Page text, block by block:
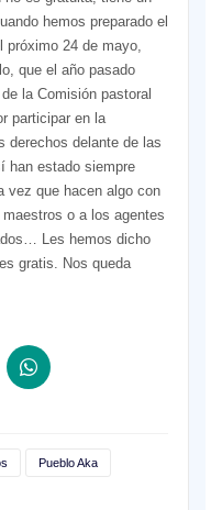
hemos preparado el
24 de mayo,
que el año pasado
la Comisión pastoral
participar en la
derechos delante de las
han estado siempre
vez que hacen algo con
o a los agentes
Les hemos dicho
gratis. Nos queda
Pueblo Aka